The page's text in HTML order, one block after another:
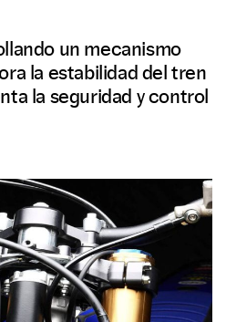
un mecanismo
la estabilidad del tren
la seguridad y control